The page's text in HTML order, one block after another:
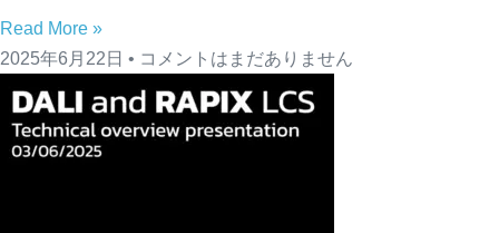
Read More »
2025年6月22日
コメントはまだありません